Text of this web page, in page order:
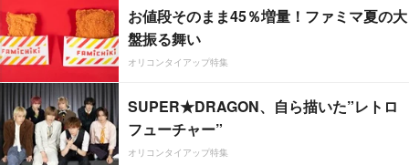
お値段そのまま45％増量！ファミマ夏の大
盤振る舞い
オリコンタイアップ特集
SUPER★DRAGON、自ら描いた”レトロ
フューチャー”
オリコンタイアップ特集